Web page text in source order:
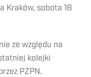
Kraków, sobota 18
ze względu na
kolejki
PZPN.